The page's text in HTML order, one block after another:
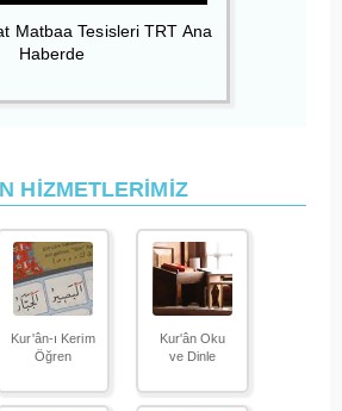
Matbaa Tesisleri TRT Ana
Haberde
HİZMETLERİMİZ
Kur'ân-ı Kerim
Öğren
Kur'ân Oku
ve Dinle